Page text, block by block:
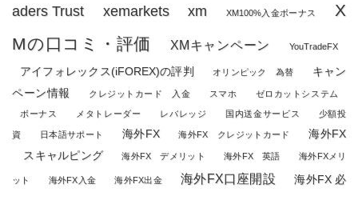
aders Trust
xemarkets xm XM100%入金ボーナス
X
Mの口コミ・評価
XMキャンペーン YouTradeFX
アイフォレックス(iFOREX)の評判 オリンピック 為替
キャン
ペーン情報
クレジットカード 入金 スマホ ゼロカットシステム
ボーナス メタトレーダー レバレッジ 国内送金サービス 少額投
資 日本語サポート 海外FX 海外FX クレジットカード
海外FX
スキャルピング
海外FX デメリット 海外FX 英語 海外FXメリ
ット 海外FX入金 海外FX出金 海外FX口座開設 海外FX 必